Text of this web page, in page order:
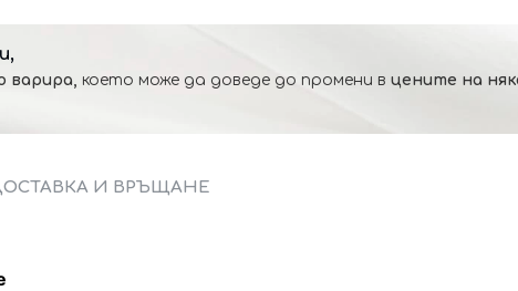
варира, което може да доведе до промени в цените на
И ВРЪЩАНЕ